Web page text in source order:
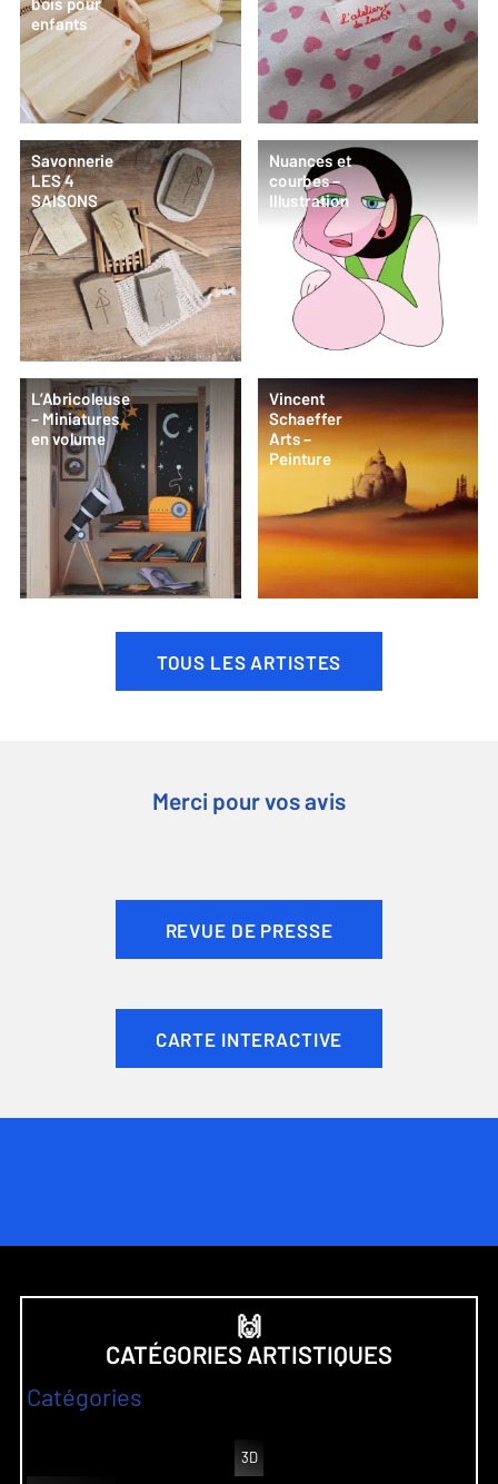
bois pour
enfants
Savonnerie
LES 4
SAISONS
Nuances et
courbes –
Illustration
L’Abricoleuse
– Miniatures
en volume
Vincent
Schaeffer
Arts –
Peinture
TOUS LES ARTISTES
Merci pour vos avis
REVUE DE PRESSE
CARTE INTERACTIVE
🙌
CATÉGORIES ARTISTIQUES
Catégories
3D